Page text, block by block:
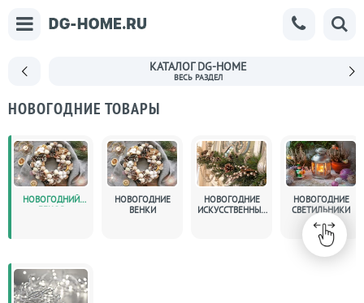
КАТАЛОГ DG-HOME
НОВОГОДНИЕ ТОВАРЫ
НОВОГОДНИЙ
ДЕКОР
НОВОГОДНИЕ
ВЕНКИ
НОВОГОДНИЕ
ИСКУССТВЕННЫЕ
НОВОГОДНИЕ
СВЕТИЛЬНИКИ